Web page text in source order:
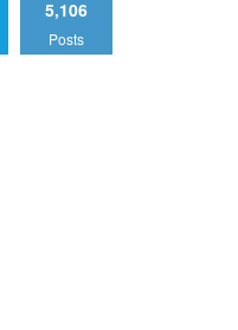
5,106
Posts